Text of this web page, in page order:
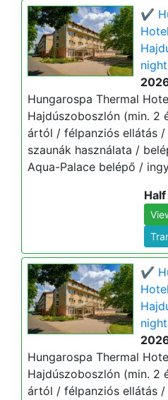
✔️
Hungarospa Thermal
Hajdúszoboszlón (min. 2
ártól / félpanziós ellátás /
szaunák használata /
Aqua-Palace belépő /
✔️
Hungarospa Thermal
Hajdúszoboszlón (min. 2
ártól / félpanziós ellátás /